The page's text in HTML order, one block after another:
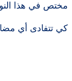
مختص في هذا
كي تتفادى أي